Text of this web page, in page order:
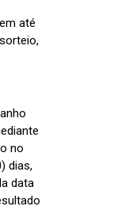
até
no
dias,
data